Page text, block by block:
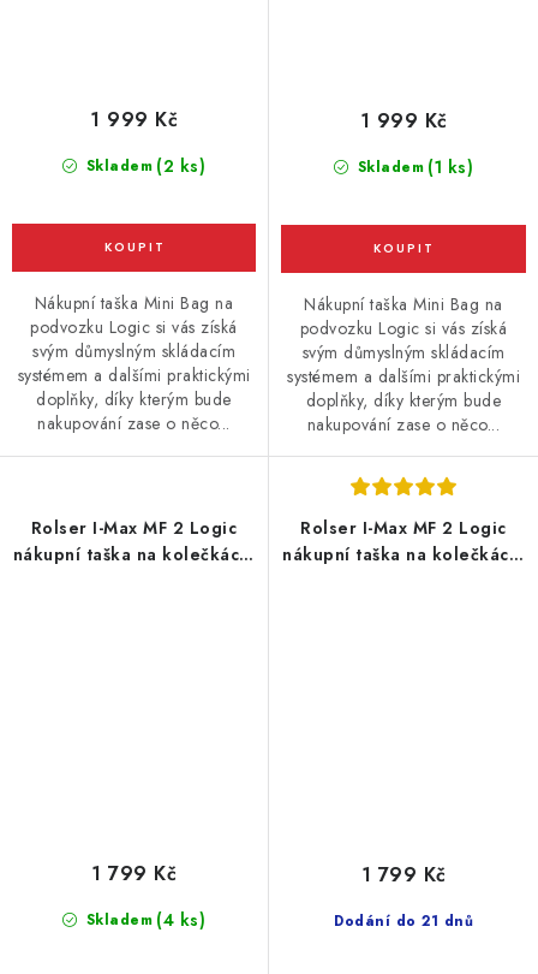
Skladem (2 ks)
1 999 Kč
Nákupní taška Mini Bag na
podvozku Logic si vás získá
svým důmyslným skládacím
systémem a dalšími praktickými
doplňky, díky kterým bude
nakupování zase o něco...
Skladem (1 ks)
1 999 Kč
Nákupní taška Mini Bag na
podvozku Logic si vás získá
svým důmyslným skládacím
systémem a dalšími praktickými
doplňky, díky kterým bude
nakupování zase o něco...
Rolser I-Max MF 2 Logic
nákupní taška na kolečkách,
Skladem (4 ks)
1 799 Kč
Rolser I-Max MF 2 Logic
nákupní taška na kolečkách,
Dodání do 21 dnů
1 799 Kč